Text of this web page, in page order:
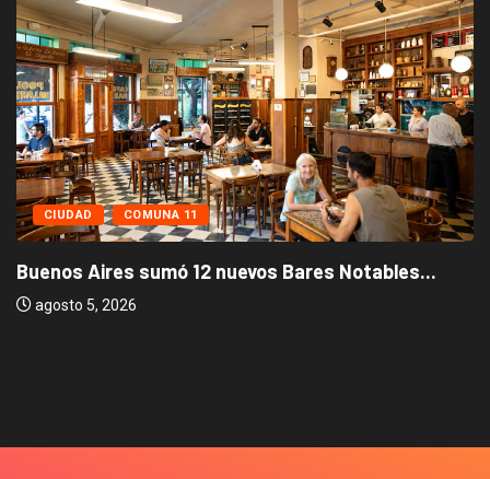
CIUDAD COMUNA 11
Buenos Aires sumó 12 nuevos Bares Notables...
agosto 5, 2026